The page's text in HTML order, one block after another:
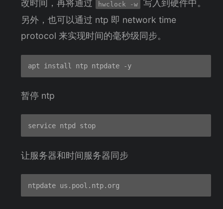
改时间，再将通过
hwclock -w
写入到硬件中。
另外，也可以通过 ntp 即 network time
protocol 来实现时间的毫秒级同步。
apt install ntp ntpdate -y
暂停 ntp
service ntpd stop
让服务器和时间服务器同步